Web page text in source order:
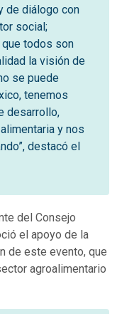
de diálogo con
social;
todos son
la visión de
se puede
tenemos
desarrollo,
y nos
destacó el
del Consejo
el apoyo de la
de este evento, que
agroalimentario